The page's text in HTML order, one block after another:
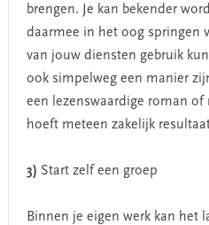
brengen. Je kan bekender
daarmee in het oog springen
van jouw diensten gebruik
ook simpelweg een manier
een lezenswaardige roman
hoeft meteen zakelijk
3) Start zelf een groep
Binnen je eigen werk kan het